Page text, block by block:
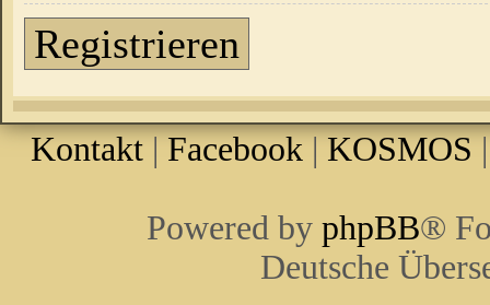
Registrieren
Kontakt | Facebook | KOSMOS
Powered by phpBB®
Deutsche